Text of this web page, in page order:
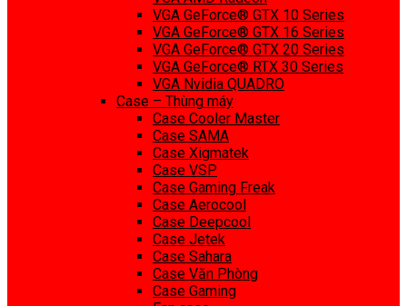
VGA GeForce® GTX 10 Series
VGA GeForce® GTX 16 Series
VGA GeForce® GTX 20 Series
VGA GeForce® RTX 30 Series
VGA Nvidia QUADRO
Case – Thùng máy
Case Cooler Master
Case SAMA
Case Xigmatek
Case VSP
Case Gaming Freak
Case Aerocool
Case Deepcool
Case Jetek
Case Sahara
Case Văn Phòng
Case Gaming